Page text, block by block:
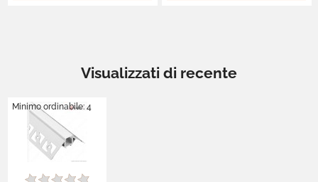
Visualizzati di recente
Minimo ordinabile: 4